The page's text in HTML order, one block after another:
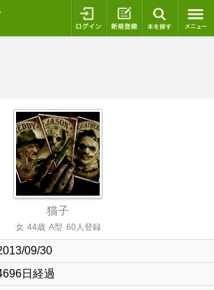
ログイン 新規登録
猫子
女 44歳 A型 60人登録
09/30
日経過